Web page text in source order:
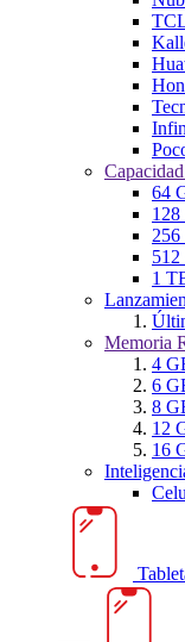
64
1
Memoria
4
6
8
12
16